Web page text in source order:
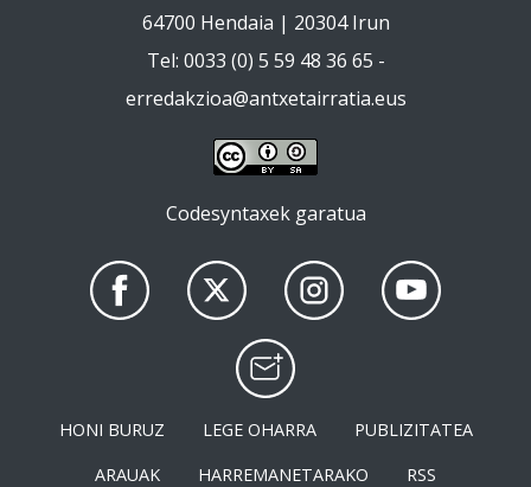
64700 Hendaia | 20304 Irun
Tel: 0033 (0) 5 59 48 36 65 -
erredakzioa@antxetairratia.eus
Codesyntaxek garatua
HONI BURUZ LEGE OHARRA
PUBLIZITATEA
ARAUAK
HARREMANETARAKO RSS